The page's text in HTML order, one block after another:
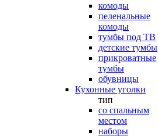
комоды
пеленальные
комоды
тумбы под ТВ
детские тумбы
прикроватные
тумбы
обувницы
Кухонные уголки
тип
со спальным
местом
наборы